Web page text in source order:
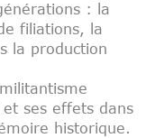
: la
filiations, la
la production
ses effets dans
historique.